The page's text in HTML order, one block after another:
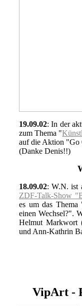
19.09.02: In der
zum Thema "
auf die Aktion "Go
(Danke Denis!!)
18.09.02: W.N. ist
ZDF-Talk-Show
es um das
einen Wechsel?".
Helmut Markwort
und Ann-Kathrin
VipArt -